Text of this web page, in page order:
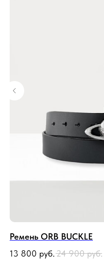
Ремень ORB BUCKLE
13 800 руб.24 900 руб.